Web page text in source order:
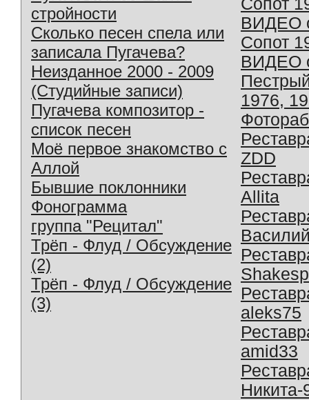
стройности
Сколько песен спела или
записала Пугачева?
Неизданное 2000 - 2009
(Студийные записи)
Пугачева композитор -
список песен
Моё первое знакомство с
Аллой
Бывшие поклонники
Фонограмма
группа "Рецитал"
Трёп - Флуд / Обсуждение
(2)
Трёп - Флуд / Обсуждение
(3)
ВИДЕО
Сопот
ВИДЕО
1976,
ZDD
Allita
aleks75
amid33
Никита-